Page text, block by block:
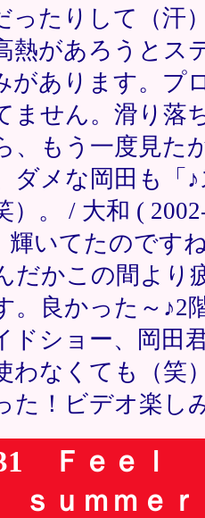
ったりして（汗
熱があろうとス
があります。プ
ません。滑り落
、もう一度見た
ダメな岡田も「
）。 / 大和 (
輝いてたのです
だかこの間より
。良かった～♪2
ドショー、岡田
わなくても（笑
た！ビデオ楽
31 Ｆｅｅ
ｓｕｍｍｅ